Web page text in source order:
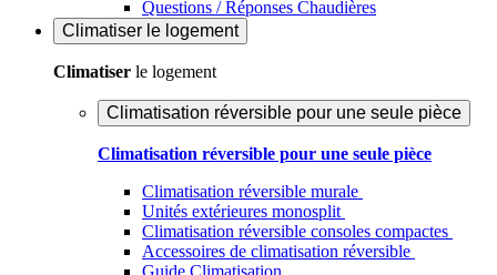
Questions / Réponses Chaudières
Climatiser le logement
Climatiser le logement
Climatisation réversible pour une seule pièce
Climatisation réversible pour une seule pièce
Climatisation réversible murale
Unités extérieures monosplit
Climatisation réversible consoles compactes
Accessoires de climatisation réversible